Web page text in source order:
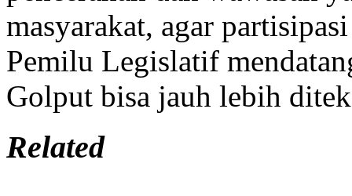
pencerahan dan wawasan
masyarakat, agar
Pemilu Legislatif
Golput bisa jauh lebih